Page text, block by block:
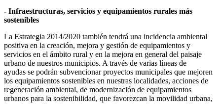
- Infraestructuras, servicios y equipamientos rurales más
sostenibles
La Estrategia 2014/2020 también tendrá una incidencia ambiental
positiva en la creación, mejora y gestión de equipamientos y
servicios en el ámbito rural y en la mejora en general del paisaje
urbano de nuestros municipios. A través de varias líneas de
ayudas se podrán subvencionar proyectos municipales que mejoren
los equipamientos sostenibles en nuestras localidades, acciones de
regeneración ambiental, de modernización de equipamientos
urbanos para la sostenibilidad, que favorezcan la movilidad urbana,